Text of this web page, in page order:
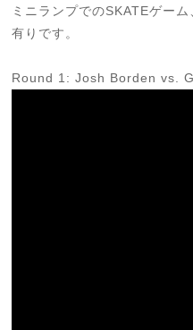
ミニランプでのSKATEゲー
有りです。
Round 1: Josh Borden vs.